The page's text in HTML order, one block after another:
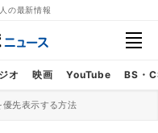
の最新情報
オ 映画 YouTube BS・
先表示する方法